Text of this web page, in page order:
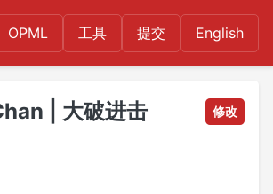
OPML 工具 提交 English
| 大破进击 修改